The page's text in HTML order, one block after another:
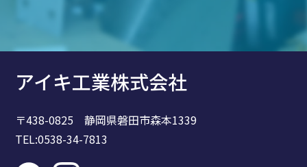
アイキ工業株式会社
〒438-0825 静岡県磐田市森本1339
TEL:0538-34-7813